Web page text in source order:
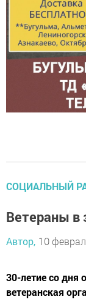
СОЦИАЛЬНЫЙ
Ветераны в
Автор, 10
30-летие со дня
ветеранская